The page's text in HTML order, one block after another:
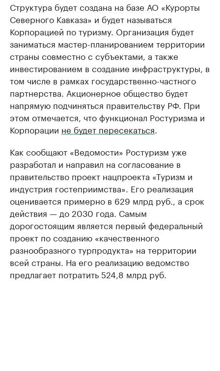
Структура будет создана на базе АО «Курорты
Северного Кавказа» и будет называться
Корпорацией по туризму. Организация будет
заниматься мастер-планированием территории
страны совместно с субъектами, а также
инвестированием в создание инфраструктуры, в
том числе в рамках государственно-частного
партнерства. Акционерное общество будет
напрямую подчиняться правительству РФ. При
этом отмечается, что функционал Ростуризма и
Корпорации не будет пересекаться
Как сообщают «Ведомости» Ростуризм уже
разработал и направил на согласование в
правительство проект нацпроекта «Туризм и
индустрия гостеприимства». Его реализация
оценивается примерно в 629 млрд руб., а срок
действия — до 2030 года. Самым
дорогостоящим является первый федеральный
проект по созданию «качественного
разнообразного турпродукта» на территории
всей страны. На его реализацию ведомство
предлагает потратить 524,8 млрд руб.